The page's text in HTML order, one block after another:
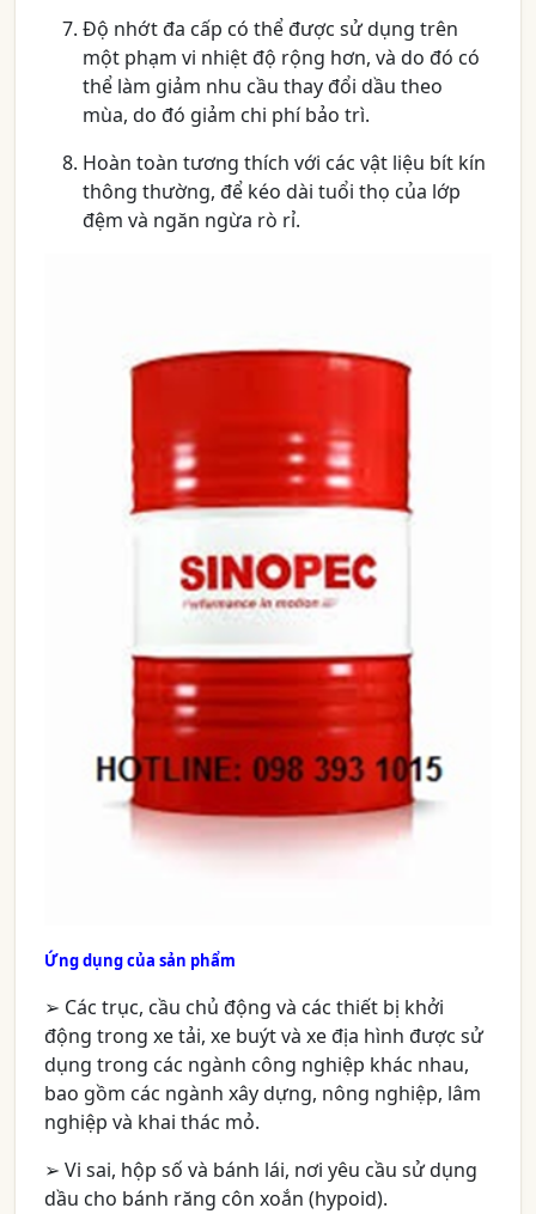
Độ nhớt đa cấp có thể được sử dụng trên
một phạm vi nhiệt độ rộng hơn, và do đó có
thể làm giảm nhu cầu thay đổi dầu theo
mùa, do đó giảm chi phí bảo trì.
Hoàn toàn tương thích với các vật liệu bít kín
thông thường, để kéo dài tuổi thọ của lớp
đệm và ngăn ngừa rò rỉ.
Ứng dụng của sản phẩm
➢ Các trục, cầu chủ động và các thiết bị khởi
động trong xe tải, xe buýt và xe địa hình được sử
dụng trong các ngành công nghiệp khác nhau,
bao gồm các ngành xây dựng, nông nghiệp, lâm
nghiệp và khai thác mỏ.
➢ Vi sai, hộp số và bánh lái, nơi yêu cầu sử dụng
dầu cho bánh răng côn xoắn (hypoid).